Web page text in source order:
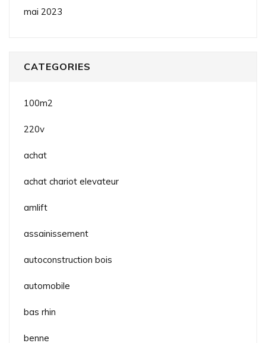
mai 2023
CATEGORIES
100m2
220v
achat
achat chariot elevateur
amlift
assainissement
autoconstruction bois
automobile
bas rhin
benne